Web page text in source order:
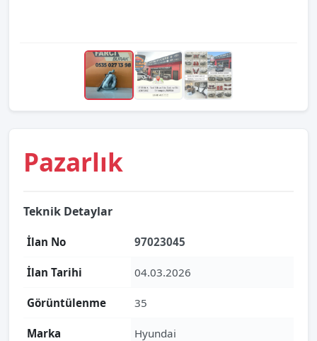
Pazarlık
Teknik Detaylar
İlan No 97023045
İlan Tarihi 04.03.2026
Görüntülenme 35
Marka Hyundai